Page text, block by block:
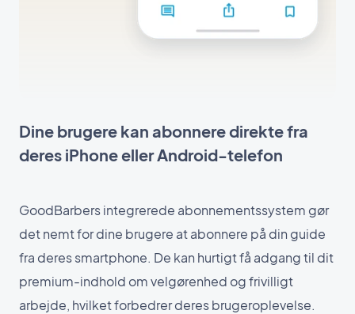
Dine brugere kan abonnere direkte fra
deres iPhone eller Android-telefon
GoodBarbers integrerede abonnementssystem gør
det nemt for dine brugere at abonnere på din guide
fra deres smartphone. De kan hurtigt få adgang til dit
premium-indhold om velgørenhed og frivilligt
arbejde, hvilket forbedrer deres brugeroplevelse.